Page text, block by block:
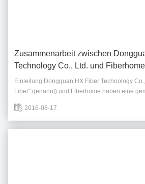
Zusammenarbeit zwischen
Technology Co., Ltd. und Fiberhome
Einleitung Dongguan HX Fiber Technology
Fiber" genannt) und Fiberhome haben eine
für seine Exzellenz in Glasfasermaterialien und
Fiberhome, ein weltweit führender ...
2016-08-17